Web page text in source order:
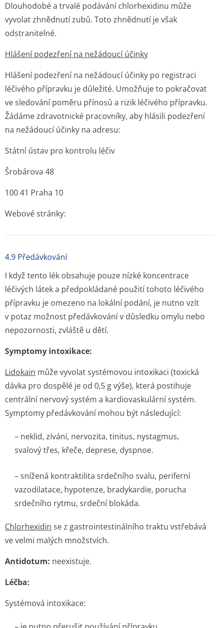
Dlouhodobé a trvalé podávání chlorhexidinu může
vyvolat zhnědnutí zubů. Toto zhnědnutí je však
odstranitelné.
Hlášení podezření na nežádoucí účinky
Hlášení podezření na nežádoucí účinky po registraci
léčivého přípravku je důležité. Umožňuje to pokračovat
ve sledování poměru přínosů a rizik léčivého přípravku.
Žádáme zdravotnické pracovníky, aby hlásili podezření
na nežádoucí účinky na adresu:
Státní ústav pro kontrolu léčiv
Šrobárova 48
100 41 Praha 10
Webové stránky:
4.9 Předávkování
I když tento lék obsahuje pouze nízké koncentrace
léčivých látek a předpokládané použití tohoto léčivého
přípravku je omezeno na lokální podání, je nutno vzít
v potaz možnost předávkování v důsledku omylu nebo
nepozornosti, zvláště u dětí.
Symptomy intoxikace:
Lidokain může vyvolat systémovou intoxikaci (toxická
dávka pro dospělé je od 0,5 g výše), která postihuje
centrální nervový systém a kardiovaskulární systém.
Symptomy předávkování mohou být následující:
– neklid, zívání, nervozita, tinitus, nystagmus,
svalový třes, křeče, deprese, dyspnoe.
– snížená kontraktilita srdečního svalu, periferní
vazodilatace, hypotenze, bradykardie, porucha
srdečního rytmu, srdeční blokáda.
Chlorhexidin se z gastrointes­tinálního traktu vstřebává
ve velmi malých množstvích.
Antidotum: neexistuje.
Léčba:
Systémová intoxikace: